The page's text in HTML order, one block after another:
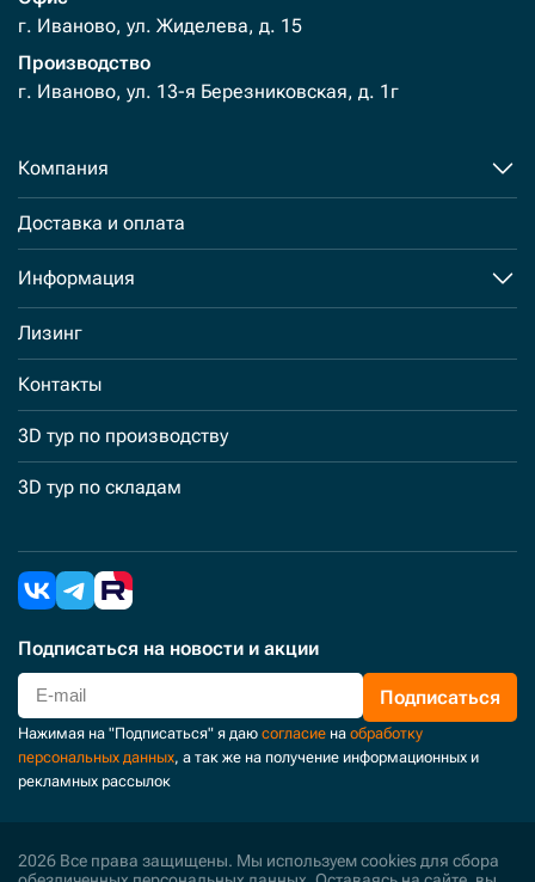
г. Иваново, ул. Жиделева, д. 15
Производство
г. Иваново, ул. 13-я Березниковская, д. 1г
Компания
Доставка и оплата
Информация
Лизинг
Контакты
3D тур по производству
3D тур по складам
Подписаться на новости и акции
Подписаться
Нажимая на "Подписаться" я даю согласие на обработку
персональных данных, а так же на получение информационных и
рекламных рассылок
2026 Все права защищены. Мы используем cookies для сбора